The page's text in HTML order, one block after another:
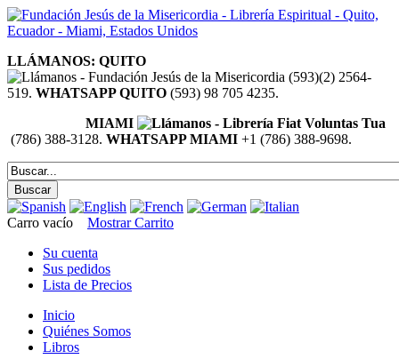
LLÁMANOS: QUITO
(593)(2) 2564-
519. WHATSAPP QUITO (593) 98 705 4235.
MIAMI
(786) 388-3128. WHATSAPP MIAMI +1 (786) 388-9698.
Carro vacío
Mostrar Carrito
Su cuenta
Sus pedidos
Lista de Precios
Inicio
Quiénes Somos
Libros